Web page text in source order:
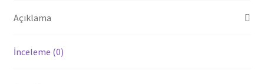
Açıklama
İnceleme (0)